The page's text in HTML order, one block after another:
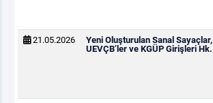
21.05.2026
Yeni Oluşturulan Sanal Sayaçlar,
UEVÇB’ler ve KGÜP Girişleri Hk.